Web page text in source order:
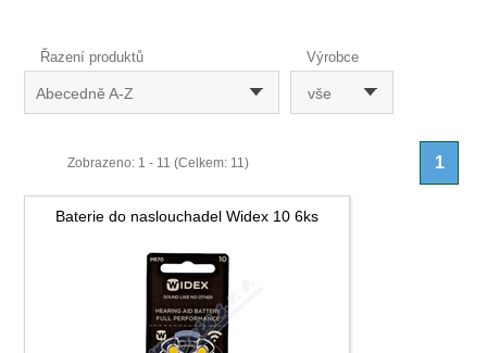
Řazení produktů
Abecedně A-Z
Výrobce
vše
Zobrazeno: 1 - 11 (Celkem: 11) 1
Baterie do naslouchadel Widex 10 6ks